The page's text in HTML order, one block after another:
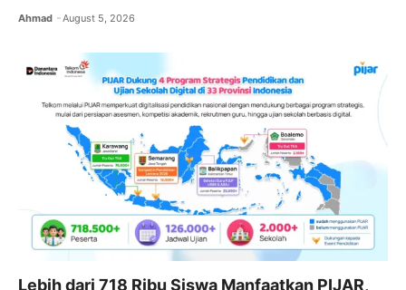
Ahmad August 5, 2026
Lebih dari 718 Ribu Siswa Manfaatkan PIJAR,